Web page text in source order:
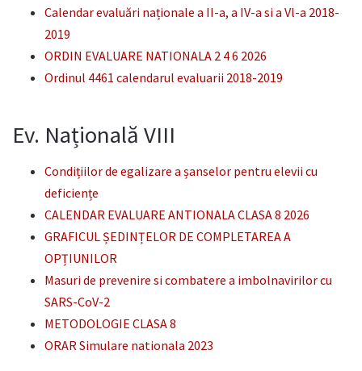
Calendar evaluări naționale a II-a, a IV-a si a Vl-a 2018-
2019
ORDIN EVALUARE NATIONALA 2 4 6 2026
Ordinul 4461 calendarul evaluarii 2018-2019
Ev. Națională VIII
Condițiilor de egalizare a șanselor pentru elevii cu
deficiențe
CALENDAR EVALUARE ANTIONALA CLASA 8 2026
GRAFICUL ȘEDINȚELOR DE COMPLETAREA A
OPȚIUNILOR
Masuri de prevenire si combatere a imbolnavirilor cu
SARS-CoV-2
METODOLOGIE CLASA 8
ORAR Simulare nationala 2023